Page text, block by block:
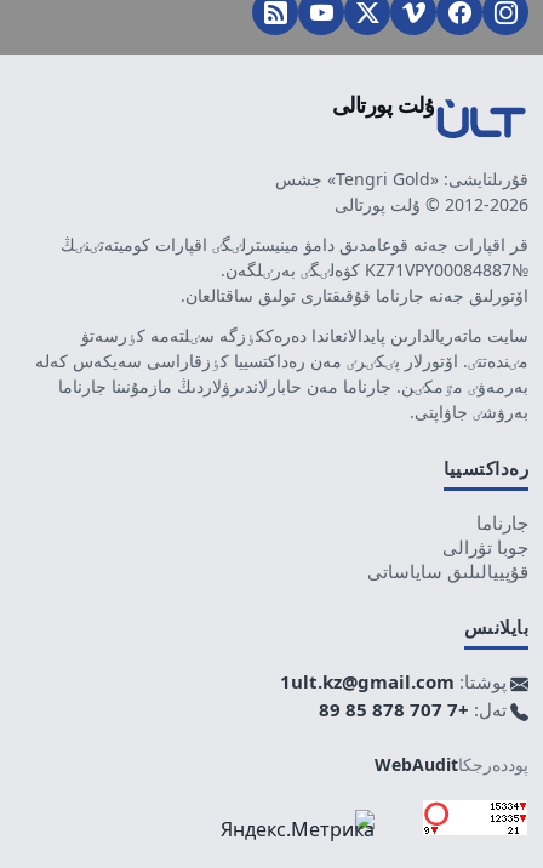
ۇلت پورتالى
قۇرىلتايشى: «Tengri Gold» جشس
2012-2026 © ۇلت پورتالى
قر اقپارات جەنە قوعامدىق دامۋ مينيسترلٸگٸ اقپارات كوميتەتٸنٸڭ
№KZ71VPY00084887 كۋەلٸگٸ بەرٸلگەن.
اۆتورلىق جەنە جارناما قۇقىقتارى تولىق ساقتالعان.
سايت ماتەريالدارىن پايدالانعاندا دەرەككٶزگە سٸلتەمە كٶرسەتۋ
مٸندەتتٸ. اۆتورلار پٸكٸرٸ مەن رەداكتسييا كٶزقاراسى سەيكەس كەلە
بەرمەۋٸ مٷمكٸن. جارناما مەن حابارلاندىرۋلاردىڭ مازمۇنىنا جارناما
بەرۋشٸ جاۋاپتى.
رەداكتسييا
جارناما
جوبا تۋرالى
قۇپييالىلىق ساياساتى
بايلانىس
پوشتا: 1ult.kz@gmail.com
تەل: +7 707 878 85 89
پوددەرجكاWebAudit